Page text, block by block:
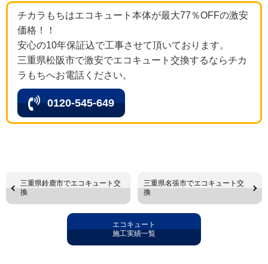
チカラもちはエコキュート本体が最大77％OFFの激安
価格！！
安心の10年保証込で工事させて頂いております。
三重県松阪市で激安でエコキュート交換するならチカ
ラもちへお電話ください。
0120-545-649
三重県鈴鹿市でエコキュート交
換
三重県名張市でエコキュート交
換
エコキュート
施工実績一覧